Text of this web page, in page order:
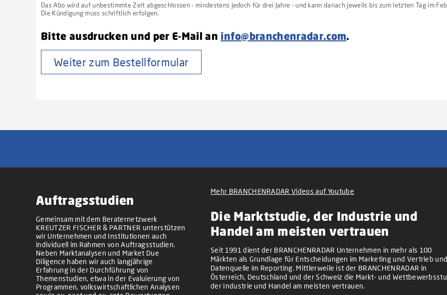
Das Abo wird auf unbestimmte Zeit abgeschlossen - mindestens jedoch für drei Jahre - und kann danach jeweils bis zum letzten Tag im
Die Kündigung muss schriftlich erfolgen.
Bitte ausdrucken und per E-Mail an info@branchenradar.com.
Weiter zum Bestellformular
Auftragsstudien
Gemeinsam mit dem Beraternetzwerk
KREUTZER FISCHER & PARTNER unterstützen
wir Unternehmen und Institutionen auch
individuell im Rahmen von Auftragsstudien.
Neben Marktanalysen und Market Due
Diligence haben wir auch langjährige
Erfahrung in der Durchführung von
Themenstudien, etwa in der Evaluierung von
Programmen, volkswirtschaftlichen Analysen
Mehr BRANCHENRADAR Videos auf Youtube
Die Marktstudie, der Industrie und
Handel am meisten vertrauen
Seit 1991 dient der BRANCHENRADAR Unternehmen in mehr als 100
Märkten als Grundlage für Entscheidungen im Marketing und Vertrieb
Datenquelle im Reporting. Mittlerweile ist der BRANCHENRADAR in
Österreich, Deutschland und der Schweiz die Markt- und
der Industrie und Handel am meisten vertrauen.